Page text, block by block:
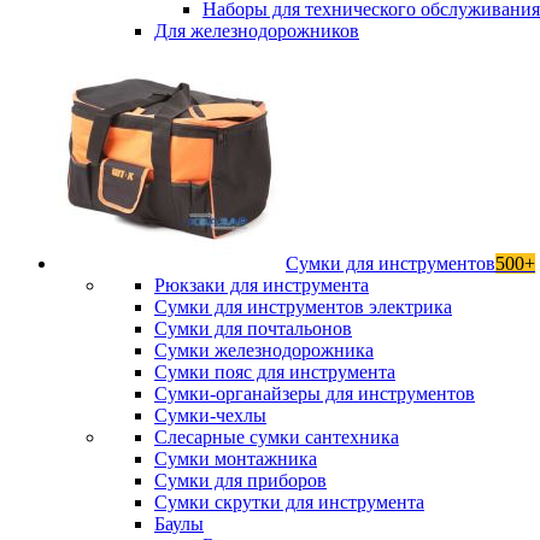
Наборы для технического
Для железнодорожников
Сумки для инструментов500+
Рюкзаки для инструмента
Сумки для инструментов электрика
Сумки для почтальонов
Сумки железнодорожника
Сумки пояс для инструмента
Сумки-органайзеры для инструментов
Сумки-чехлы
Слесарные сумки сантехника
Сумки монтажника
Сумки для приборов
Сумки скрутки для инструмента
Баулы